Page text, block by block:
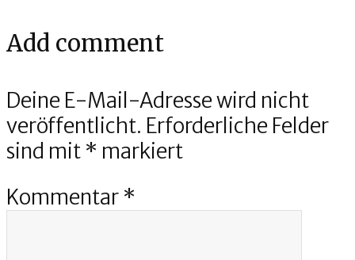
Add comment
Deine E-Mail-Adresse wird nicht
veröffentlicht. Erforderliche Felder
sind mit * markiert
Kommentar *